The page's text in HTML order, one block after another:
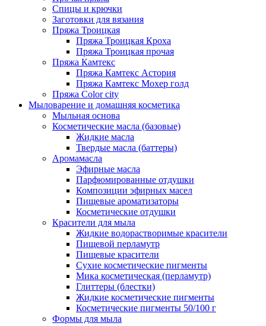
Спицы и крючки
Заготовки для вязания
Пряжа Троицкая
Пряжа Троицкая Кроха
Пряжа Троицкая прочая
Пряжа Камтекс
Пряжа Камтекс Астория
Пряжа Камтекс Мохер голд
Пряжа Color city
Мыловарение и домашняя косметика
Мыльная основа
Косметические масла (базовые)
Жидкие масла
Твердые масла (баттеры)
Аромамасла
Эфирные масла
Парфюмированные отдушки
Композиции эфирных масел
Пищевые ароматизаторы
Косметические отдушки
Красители для мыла
Жидкие водорастворимые красители
Пищевой перламутр
Пищевые красители
Сухие косметические пигменты
Мика косметическая (перламутр)
Глиттеры (блестки)
Жидкие косметические пигменты
Косметические пигменты 50/100 г
Формы для мыла